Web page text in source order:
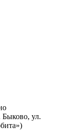
Быково, ул.